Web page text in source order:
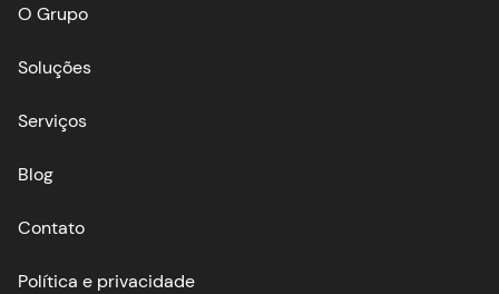
O Grupo
Soluções
Serviços
Blog
Contato
Política e privacidade